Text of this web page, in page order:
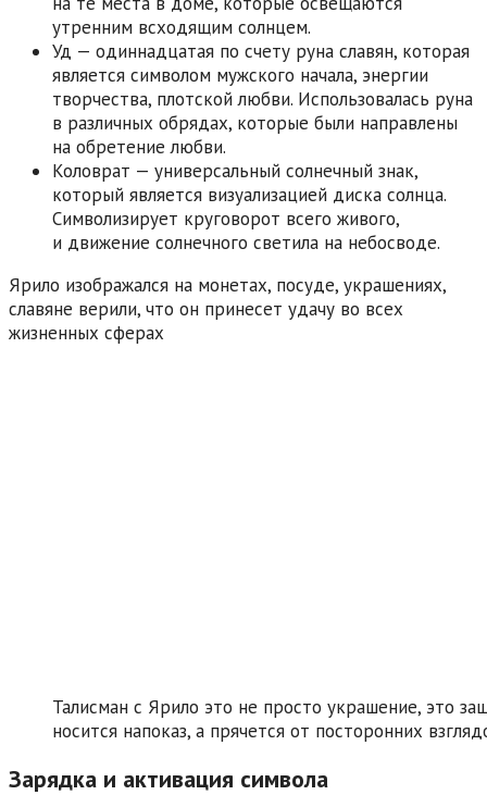
утренним всходящим солнцем.
Уд — одиннадцатая по счету руна славян, которая
является символом мужского начала, энергии
творчества, плотской любви. Использовалась руна
в различных обрядах, которые были направлены
на обретение любви.
Коловрат — универсальный солнечный знак,
который является визуализацией диска солнца.
Символизирует круговорот всего живого,
и движение солнечного светила на небосводе.
Ярило изображался на монетах, посуде, украшениях,
славяне верили, что он принесет удачу во всех
жизненных сферах
Талисман с Ярило это не просто украшение, это
носится напоказ, а прячется от посторонних
Зарядка и активация символа